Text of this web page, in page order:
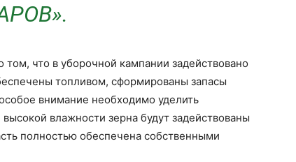
что в уборочной кампании задействовано
топливом, сформированы запасы
внимание необходимо уделить
влажности зерна будут задействованы
полностью обеспечена собственными